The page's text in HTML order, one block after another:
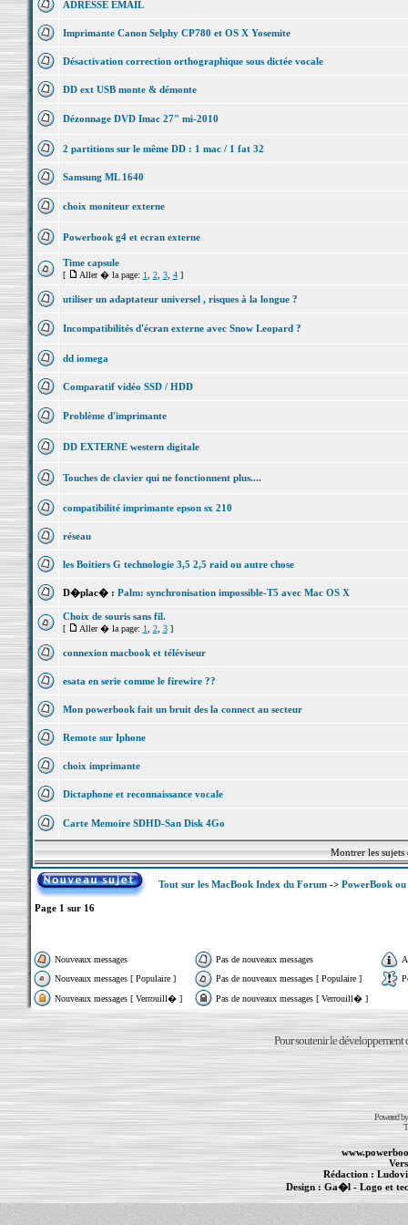
ADRESSE EMAIL
Imprimante Canon Selphy CP780 et OS X Yosemite
Désactivation correction orthographique sous dictée vocale
DD ext USB monte & démonte
Dézonnage DVD Imac 27" mi-2010
2 partitions sur le même DD : 1 mac / 1 fat 32
Samsung ML 1640
choix moniteur externe
Powerbook g4 et ecran externe
Time capsule
[ Aller � la page: 1 2, 3, 4]
utiliser un adaptateur universel , risques à la longue ?
Incompatibilités d'écran externe avec Snow Leopard ?
dd iomega
Comparatif vidéo SSD / HDD
Problème d'imprimante
DD EXTERNE western digitale
Touches de clavier qui ne fonctionnent plus....
compatibilité imprimante epson sx 210
réseau
les Boitiers G technologie 3,5 2,5 raid ou autre chose
D�plac� : Palm: synchronisation impossible-T5 avec Mac OS X
Choix de souris sans fil.
[ Aller � la page: 1 2, 3]
connexion macbook et téléviseur
esata en serie comme le firewire ??
Mon powerbook fait un bruit des la connect au secteur
Remote sur Iphone
choix imprimante
Dictaphone et reconnaissance vocale
Carte Memoire SDHD-San Disk 4Go
Montrer les
Tout sur les MacBook Index du Forum-> PowerBook
Page 1 sur 16
Nouveaux messages Pas de nouveaux messages
Nouveaux messages [ Populaire ]
Pas de nouveaux messages [ Populaire ]
Nouveaux messages [ Verrouill� ]
Pas de nouveaux messages [ Verrouill� ]
Pour soutenir le développement
Powered
Rédaction :
Design :Ga�l - Logo et
PowerBook-MacBook Pro